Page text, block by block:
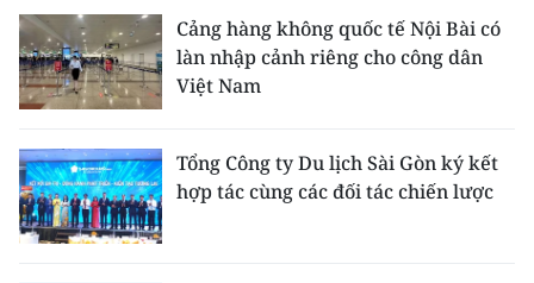
Cảng hàng không quốc tế Nội Bài có
làn nhập cảnh riêng cho công dân
Việt Nam
Tổng Công ty Du lịch Sài Gòn ký kết
hợp tác cùng các đối tác chiến lược